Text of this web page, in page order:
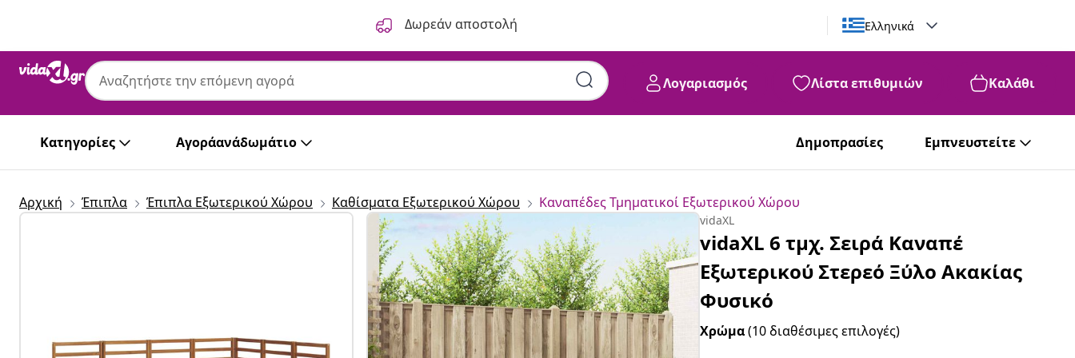
Δωρεάν αποστολή Ελληνικά
Λογαριασμός Λίστα επιθυμιών Καλάθι
Κατηγορίες Αγοράανάδωμάτιο Δημοπρασίες Εμπνευστείτε
vidaXL
vidaXL 6 τμχ. Σειρά Καναπέ Εξωτερικού Στερεό Ξύλο Ακακίας Φυσικό
99
Αρχική Έπιπλα Έπιπλα Εξωτερικού Χώρου Καθίσματα Εξωτερικού Χώρου Καναπέδες Τμηματικοί Εξωτερικού Χώρου
vidaXL
vidaXL 6 τμχ. Σειρά Καναπέ
Εξωτερικού Στερεό Ξύλο Ακακίας
Φυσικό
Χρώμα(10 διαθέσιμες επιλογές)